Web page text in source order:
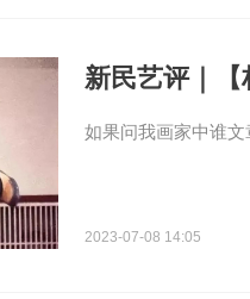
新民艺评｜
如果问我画家中谁文
2023-07-08 14:05